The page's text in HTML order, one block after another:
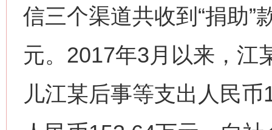
信三个渠道共收到“捐助”
元。2017年3月以来，江
儿江某后事等支出人民